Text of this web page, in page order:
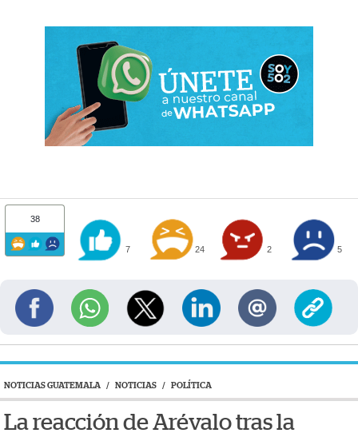
38
7 24 2 5
NOTICIAS GUATEMALA / NOTICIAS / POLÍTICA
La reacción de Arévalo tras la